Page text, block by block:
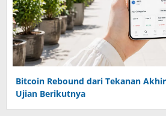
Bitcoin Rebound dari Tekanan Akhir
Ujian Berikutnya